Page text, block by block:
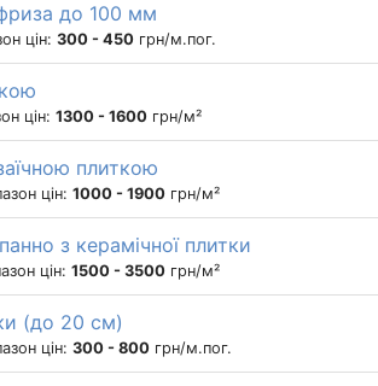
до 100 мм
цін: 300 - 450 грн/м.пог.
цін: 1300 - 1600 грн/м²
плиткою
цін: 1000 - 1900 грн/м²
з керамічної плитки
цін: 1500 - 3500 грн/м²
(до 20 см)
цін: 300 - 800 грн/м.пог.